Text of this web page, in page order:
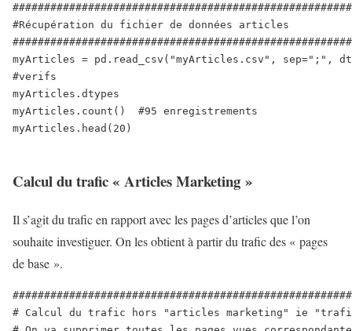
#Récupération du fichier de données articles
myArticles = pd.read_csv("myArticles.csv", sep=";",
#verifs
myArticles.dtypes
myArticles.count()  #95 enregistrements
myArticles.head(20)
Calcul du trafic « Articles Marketing »
Il s’agit du trafic en rapport avec les pages d’articles que l’on
souhaite investiguer. On les obtient à partir du trafic des « pages
de base ».
# Calcul du trafic hors "articles marketing" ie